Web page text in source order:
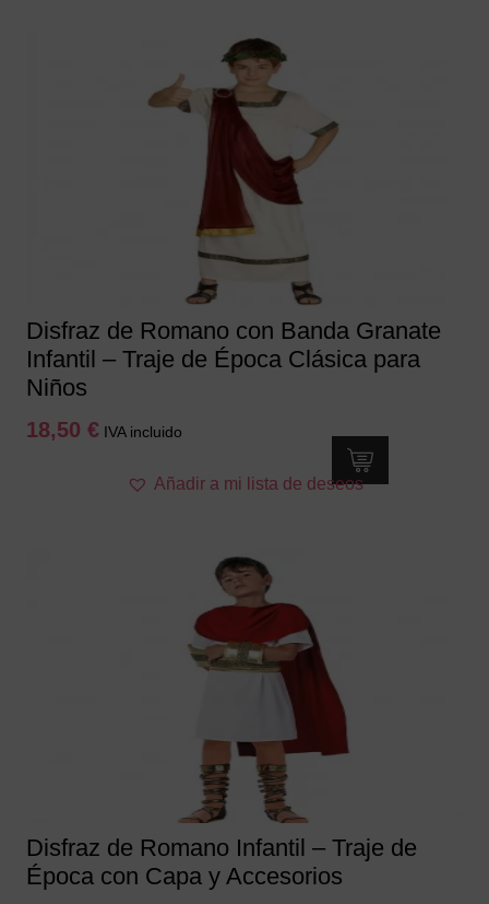
variantes.
Las
opciones
se
pueden
elegir
en
la
página
Disfraz de Romano con Banda Granate
Infantil – Traje de Época Clásica para
Niños
18,50 € IVA incluido
producto
variantes.
Las
opciones
se
pueden
la
página
Añadir a mi lista de deseos
Disfraz de Romano Infantil – Traje de
Época con Capa y Accesorios